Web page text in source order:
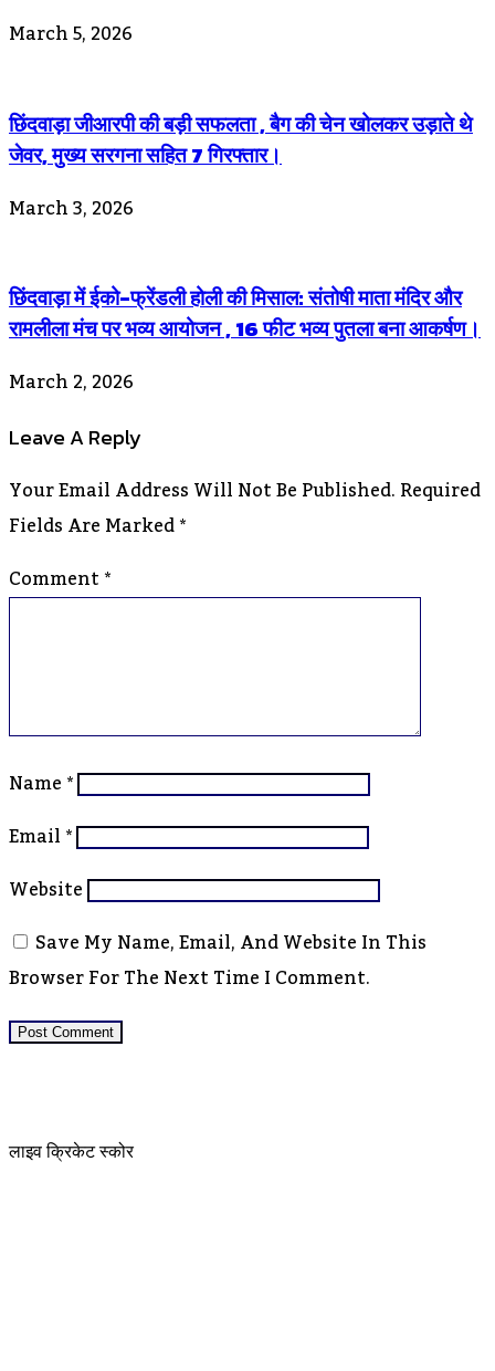
March 5, 2026
छिंदवाड़ा जीआरपी की बड़ी सफलता , बैग की चेन खोलकर उड़ाते थे
जेवर, मुख्य सरगना सहित 7 गिरफ्तार।
March 3, 2026
छिंदवाड़ा में ईको-फ्रेंडली होली की मिसाल: संतोषी माता मंदिर और
रामलीला मंच पर भव्य आयोजन , 16 फीट भव्य पुतला बना आकर्षण।
March 2, 2026
Leave A Reply
Your Email Address Will Not Be Published.Required
Fields Are Marked*
Comment*
Name*
Email*
Website
Save My Name, Email, And Website In This
Browser For The Next Time I Comment.
लाइव क्रिकेट स्कोर